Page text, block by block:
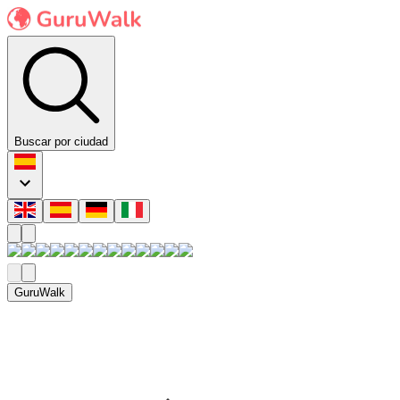
Buscar por ciudad
GuruWalk